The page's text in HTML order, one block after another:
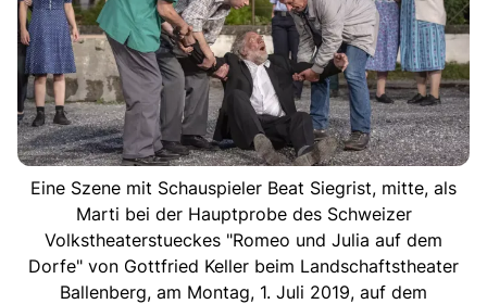
Eine Szene mit Schauspieler Beat Siegrist, mitte, als
Marti bei der Hauptprobe des Schweizer
Volkstheaterstueckes "Romeo und Julia auf dem
Dorfe" von Gottfried Keller beim Landschaftstheater
Ballenberg, am Montag, 1. Juli 2019, auf dem